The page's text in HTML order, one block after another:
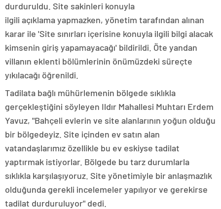
durduruldu. Site sakinleri konuyla
ilgili açıklama yapmazken, yönetim tarafından alınan
karar ile 'Site sınırları içerisine konuyla ilgili bilgi alacak
kimsenin giriş yapamayacağı' bildirildi. Öte yandan
villanın eklenti bölümlerinin önümüzdeki süreçte
yıkılacağı öğrenildi.
Tadilata bağlı mühürlemenin bölgede sıklıkla
gerçekleştiğini söyleyen Ildır Mahallesi Muhtarı Erdem
Yavuz, "Bahçeli evlerin ve site alanlarının yoğun olduğu
bir bölgedeyiz. Site içinden ev satın alan
vatandaşlarımız özellikle bu ev eskiyse tadilat
yaptırmak istiyorlar. Bölgede bu tarz durumlarla
sıklıkla karşılaşıyoruz. Site yönetimiyle bir anlaşmazlık
olduğunda gerekli incelemeler yapılıyor ve gerekirse
tadilat durduruluyor" dedi.